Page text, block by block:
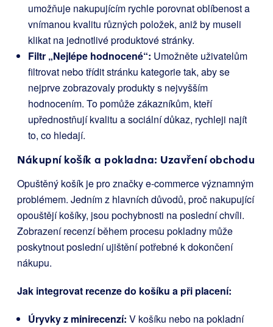
umožňuje nakupujícím rychle porovnat oblíbenost a
vnímanou kvalitu různých položek, aniž by museli
klikat na jednotlivé produktové stránky.
Filtr „Nejlépe hodnocené“: Umožněte uživatelům
filtrovat nebo třídit stránku kategorie tak, aby se
nejprve zobrazovaly produkty s nejvyšším
hodnocením. To pomůže zákazníkům, kteří
upřednostňují kvalitu a sociální důkaz, rychleji najít
to, co hledají.
Nákupní košík a pokladna: Uzavření obchodu
Opuštěný košík je pro značky e-commerce významným
problémem. Jedním z hlavních důvodů, proč nakupující
opouštějí košíky, jsou pochybnosti na poslední chvíli.
Zobrazení recenzí během procesu pokladny může
poskytnout poslední ujištění potřebné k dokončení
nákupu.
Jak integrovat recenze do košíku a při placení:
Úryvky z minirecenzí: V košíku nebo na pokladní